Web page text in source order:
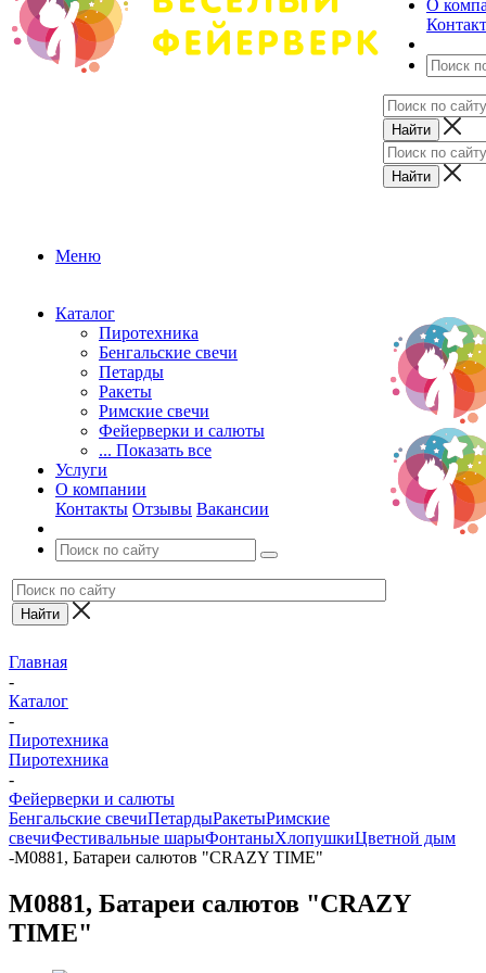
О
Меню
Каталог
Пиротехника
Бенгальские свечи
Петарды
Ракеты
Римские свечи
Фейерверки и салюты
... Показать все
Услуги
О компании
Контакты Отзывы Вакансии
Главная
-
Каталог
-
Пиротехника
Пиротехника
-
Фейерверки и салюты
Бенгальские свечиПетардыРакетыРимские
свечиФестивальные шарыФонтаныХлопушкиЦветной дым
-M0881, Батареи салютов "CRAZY TIME"
M0881, Батареи салютов "CRAZY
TIME"